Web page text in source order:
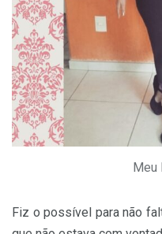
Meu
Fiz o possível para não